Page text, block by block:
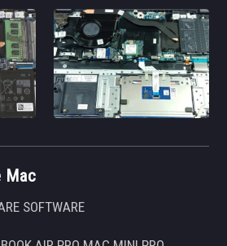
Mac
SOFTWARE